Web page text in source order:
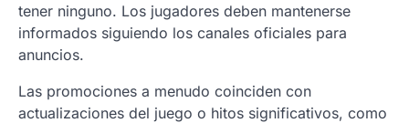
tener ninguno. Los jugadores deben mantenerse
informados siguiendo los canales oficiales para
anuncios.
Las promociones a menudo coinciden con
actualizaciones del juego o hitos significativos, como